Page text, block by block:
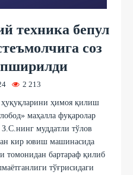
техника бепул
соз
2 213
ҳимоя қилиш
маҳалла фуқаролар
муддатли тўлов
кир ювиш машинасида
томонидан бартараф қилиб
тўғрисидаги